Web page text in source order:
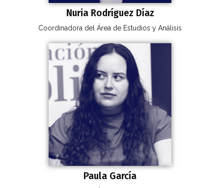
Nuria Rodríguez Díaz
Coordinadora del Área de Estudios y Análisis
Paula García